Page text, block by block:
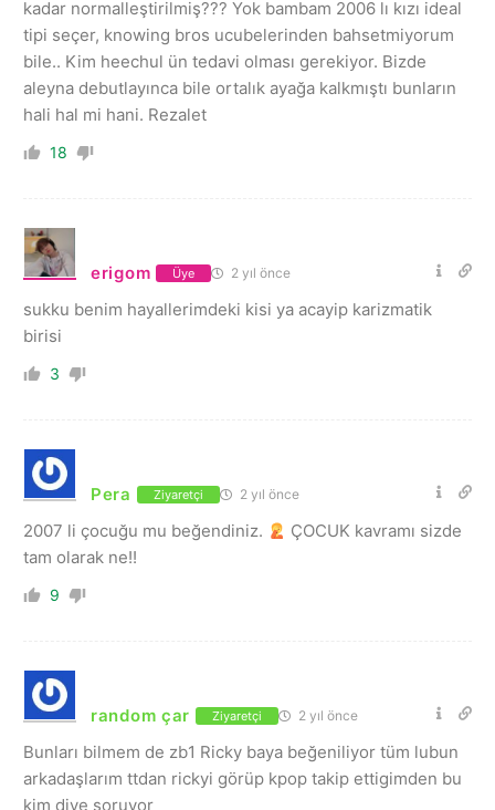
kadar normalleştirilmiş??? Yok bambam 2006 lı kızı ideal
tipi seçer, knowing bros ucubelerinden bahsetmiyorum
bile.. Kim heechul ün tedavi olması gerekiyor. Bizde
aleyna debutlayınca bile ortalık ayağa kalkmıştı bunların
hali hal mi hani. Rezalet
18
erigom Üye 2 yıl önce
sukku benim hayallerimdeki kisi ya acayip karizmatik
birisi
3
Pera Ziyaretçi 2 yıl önce
2007 li çocuğu mu beğendiniz.
ÇOCUK kavramı sizde
tam olarak ne!!
9
random çar Ziyaretçi 2 yıl önce
Bunları bilmem de zb1 Ricky baya beğeniliyor tüm lubun
arkadaşlarım ttdan rickyi görüp kpop takip ettigimden bu
kim diye soruyor